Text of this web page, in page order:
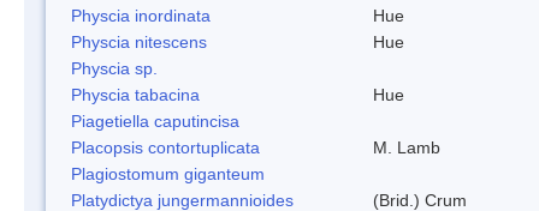
Physcia inordinata
Hue
Physcia nitescens
Hue
Physcia sp.
Physcia tabacina
Hue
Piagetiella caputincisa
Placopsis contortuplicata
M. Lamb
Plagiostomum giganteum
Platydictya jungermannioides
(Brid.) Crum